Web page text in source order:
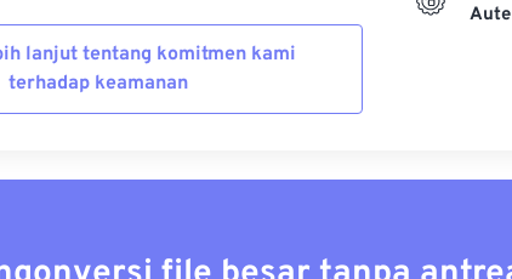
lanjut tentang komitmen kami
terhadap keamanan